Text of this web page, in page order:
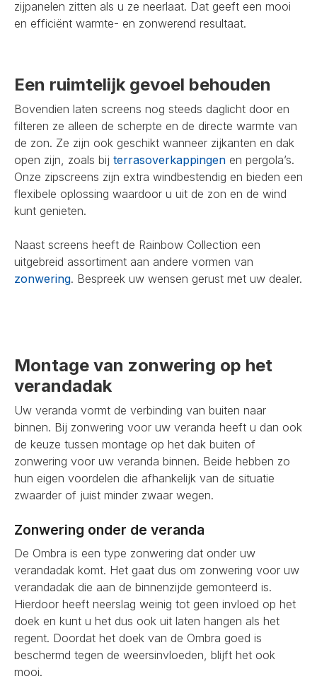
zijpanelen zitten als u ze neerlaat. Dat geeft een mooi
en efficiënt warmte- en zonwerend resultaat.
Een ruimtelijk gevoel behouden
Bovendien laten screens nog steeds daglicht door en
filteren ze alleen de scherpte en de directe warmte van
de zon. Ze zijn ook geschikt wanneer zijkanten en dak
open zijn, zoals bij terrasoverkappingen en pergola’s.
Onze zipscreens zijn extra windbestendig en bieden een
flexibele oplossing waardoor u uit de zon en de wind
kunt genieten.
Naast screens heeft de Rainbow Collection een
uitgebreid assortiment aan andere vormen van
zonwering. Bespreek uw wensen gerust met uw dealer.
Montage van zonwering op het
verandadak
Uw veranda vormt de verbinding van buiten naar
binnen. Bij zonwering voor uw veranda heeft u dan ook
de keuze tussen montage op het dak buiten of
zonwering voor uw veranda binnen. Beide hebben zo
hun eigen voordelen die afhankelijk van de situatie
zwaarder of juist minder zwaar wegen.
Zonwering onder de veranda
De Ombra is een type zonwering dat onder uw
verandadak komt. Het gaat dus om zonwering voor uw
verandadak die aan de binnenzijde gemonteerd is.
Hierdoor heeft neerslag weinig tot geen invloed op het
doek en kunt u het dus ook uit laten hangen als het
regent. Doordat het doek van de Ombra goed is
beschermd tegen de weersinvloeden, blijft het ook
mooi.